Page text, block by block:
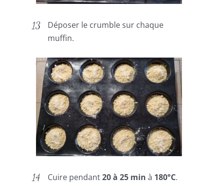
Déposer le crumble sur chaque
muffin.
Cuire pendant20 à 25 min à 180°C.